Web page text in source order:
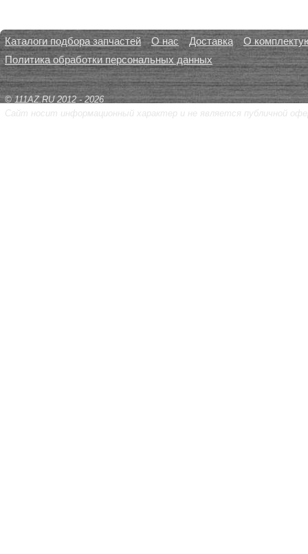
Каталоги подбора запчастей О нас Доставка
О
Политика обработки персональных данных
© 111AZ.RU 2012 - 2026
Сайт носит информационный характер и не является публичной